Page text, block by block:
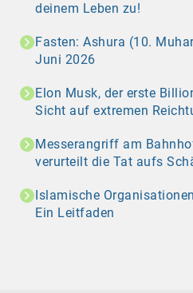
deinem Leben zu!
Fasten: Ashura (10.
Juni 2026
Elon Musk, der erste
Sicht auf extremen
Messerangriff am
verurteilt die Tat aufs
Islamische
Ein Leitfaden